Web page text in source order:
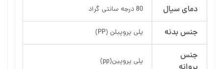
دمای سیال 80 درجه سانتی گراد
جنس بدنه پلی پروپیلن (PP)
جنس
پلی پروپین(pp)